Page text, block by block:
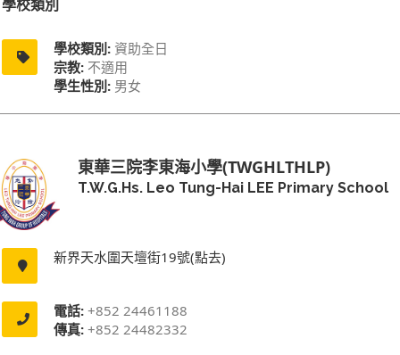
學校類別
學校類別: 資助全日
宗教: 不適用
學生性別: 男女
東華三院李東海小學(TWGHLTHLP)
T.W.G.Hs. Leo Tung-Hai LEE Primary School
新界天水圍天壇街19號(點去)
電話: +852 24461188
傳真: +852 24482332